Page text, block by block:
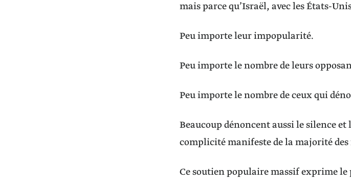
mais parce qu’Israël, avec les États-
Peu importe leur impopularité.
Peu importe le nombre de leurs
Peu importe le nombre de ceux qui
Beaucoup dénoncent aussi le silence
complicité manifeste de la majorité des
Ce soutien populaire massif exprime le